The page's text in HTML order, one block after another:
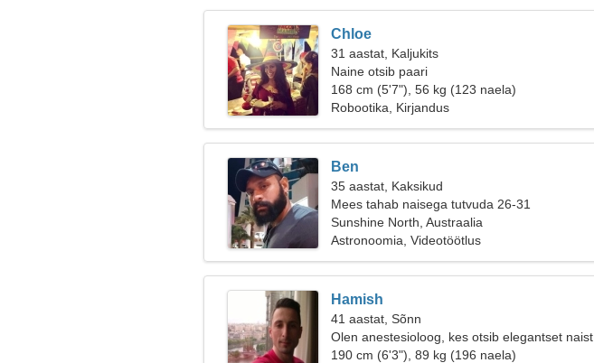
Chloe
31 aastat, Kaljukits
Naine otsib paari
168 cm (5'7"), 56 kg (123 naela)
Robootika, Kirjandus
Ben
35 aastat, Kaksikud
Mees tahab naisega tutvuda 26-31
Sunshine North, Austraalia
Astronoomia, Videotöötlus
Hamish
41 aastat, Sõnn
Olen anestesioloog, kes otsib elegantset naist
190 cm (6'3"), 89 kg (196 naela)